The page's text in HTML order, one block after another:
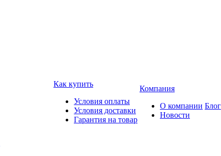
Как купить
Условия оплаты
Условия доставки
Гарантия на товар
Компания
О компании
Новости
Блог